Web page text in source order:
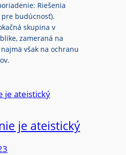
Riešenia
budúcnosť).
skupina v
zameraná na
však na ochranu
je ateistický